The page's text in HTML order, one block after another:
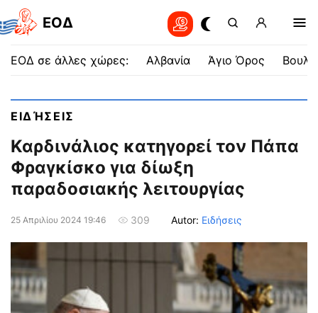
EOΔ
ΕΟΔ σε άλλες χώρες: Αλβανία Άγιο Όρος
ΕΙΔΉΣΕΙΣ
Καρδινάλιος κατηγορεί τον Πάπα
Φραγκίσκο για δίωξη
παραδοσιακής λειτουργίας
25 Απριλίου 2024 19:46 309 Autor: Ειδήσεις